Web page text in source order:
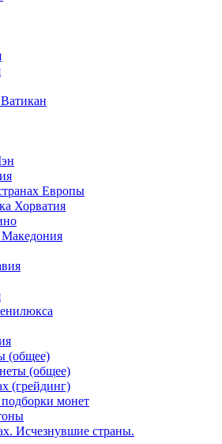
Европы
Хорватия
Македония
(общее)
(общее)
(грейдинг)
монет
Исчезнувшие страны.